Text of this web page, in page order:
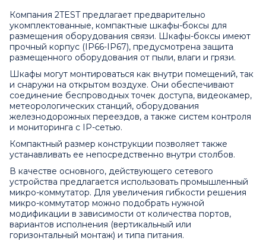
Компания 2TEST предлагает предварительно
укомплектованные, компактные шкафы-боксы для
размещения оборудования связи. Шкафы-боксы имеют
прочный корпус (IP66-IP67), предусмотрена защита
размещенного оборудования от пыли, влаги и грязи.
Шкафы могут монтироваться как внутри помещений, так
и снаружи на открытом воздухе. Они обеспечивают
соединение беспроводных точек доступа, видеокамер,
метеорологических станций, оборудования
железнодорожных переездов, а также систем контроля
и мониторинга с IP-сетью.
Компактный размер конструкции позволяет также
устанавливать ее непосредственно внутри столбов.
В качестве основного, действующего сетевого
устройства предлагается использовать промышленный
микро-коммутатор. Для увеличения гибкости решения
микро-коммутатор можно подобрать нужной
модификации в зависимости от количества портов,
вариантов исполнения (вертикальный или
горизонтальный монтаж) и типа питания.